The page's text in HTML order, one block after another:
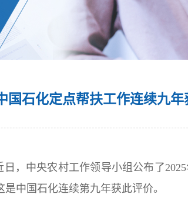
国石化定点帮扶工作连续九
，中央农村工作领导小组公布了
中国石化连续第九年获此评价。